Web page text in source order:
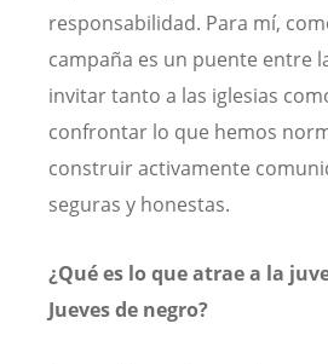
responsabilidad. Para mí,
campaña es un puente entre
invitar tanto a las iglesias
confrontar lo que hemos
construir activamente
seguras y honestas.
¿Qué es lo que atrae a la
Jueves de negro?